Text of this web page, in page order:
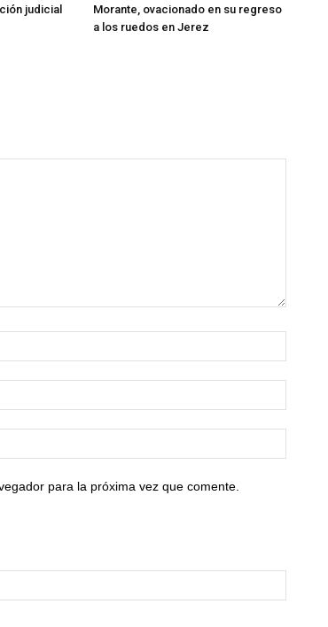
judicial
Morante, ovacionado en su regreso
a los ruedos en Jerez
para la próxima vez que comente.